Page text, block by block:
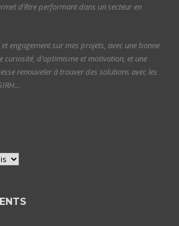
d’être performant dans un secteur en
engagement sur mes projets, avec une bonne
curiosité, d’optimisme et motivation, et une
renouveler à trouver des solutions avec les